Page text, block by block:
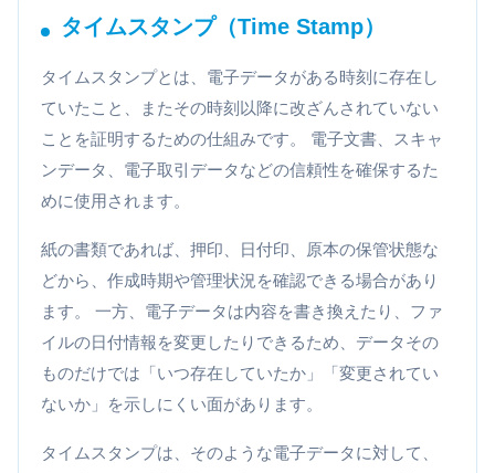
タイムスタンプ（Time Stamp）
タイムスタンプとは、電子データがある時刻に存在し
ていたこと、またその時刻以降に改ざんされていない
ことを証明するための仕組みです。 電子文書、スキャ
ンデータ、電子取引データなどの信頼性を確保するた
めに使用されます。
紙の書類であれば、押印、日付印、原本の保管状態な
どから、作成時期や管理状況を確認できる場合があり
ます。 一方、電子データは内容を書き換えたり、ファ
イルの日付情報を変更したりできるため、データその
ものだけでは「いつ存在していたか」「変更されてい
ないか」を示しにくい面があります。
タイムスタンプは、そのような電子データに対して、